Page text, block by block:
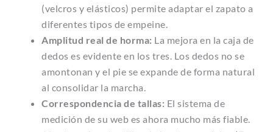
(velcros y elásticos) permite adaptar el zapato a
diferentes tipos de empeine.
Amplitud real de horma: La mejora en la caja de
dedos es evidente en los tres. Los dedos no se
amontonan y el pie se expande de forma natural
al consolidar la marcha.
Correspondencia de tallas: El sistema de
medición de su web es ahora mucho más fiable.